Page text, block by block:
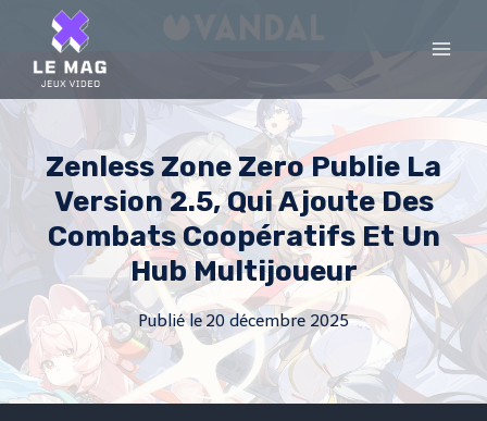
content
Zenless Zone Zero Publie La
Version 2.5, Qui Ajoute Des
Combats Coopératifs Et Un
Hub Multijoueur
Publié le20 décembre 2025